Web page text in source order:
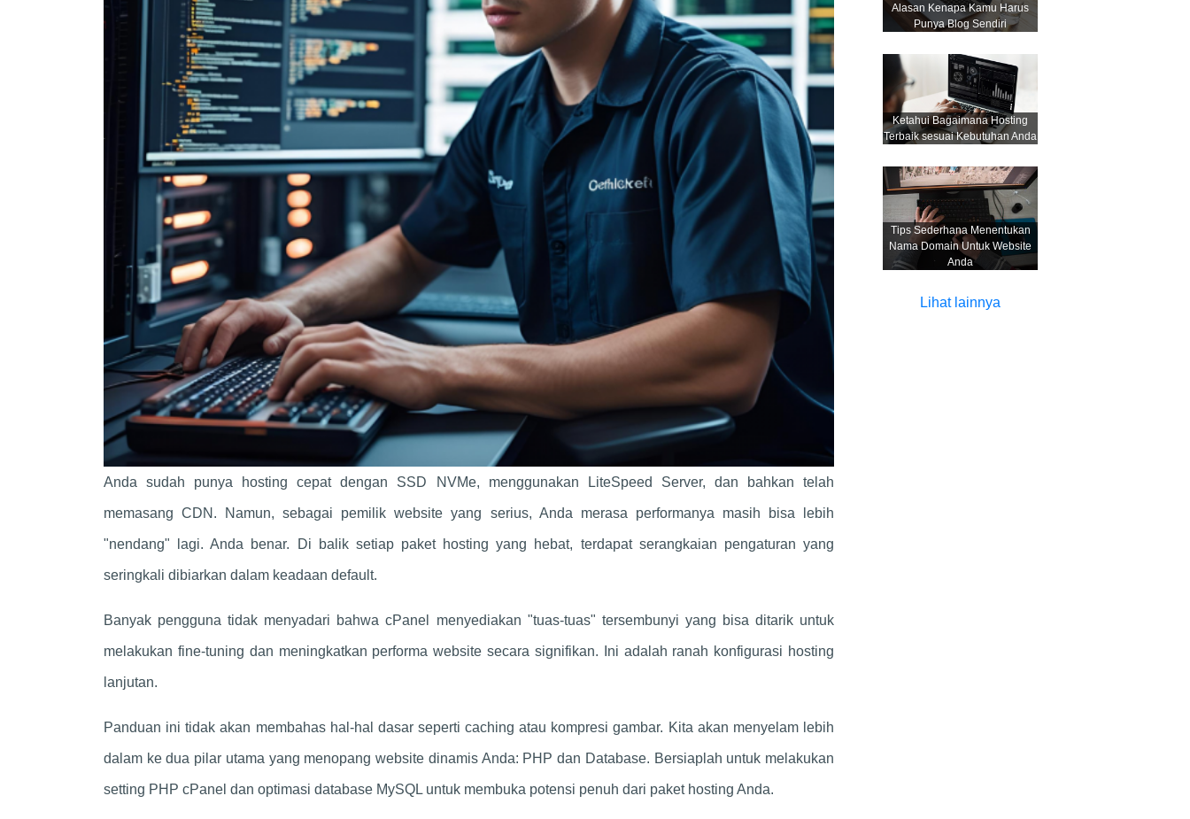
Anda sudah punya hosting cepat dengan SSD NVMe, menggunakan LiteSpeed Server, dan bahkan telah
memasang CDN. Namun, sebagai pemilik website yang serius, Anda merasa performanya masih bisa lebih
"nendang" lagi. Anda benar. Di balik setiap paket hosting yang hebat, terdapat serangkaian pengaturan yang
seringkali dibiarkan dalam keadaan default.
Banyak pengguna tidak menyadari bahwa cPanel menyediakan "tuas-tuas" tersembunyi yang bisa ditarik untuk
melakukan fine-tuning dan meningkatkan performa website secara signifikan. Ini adalah ranah konfigurasi hosting
lanjutan.
Panduan ini tidak akan membahas hal-hal dasar seperti caching atau kompresi gambar. Kita akan menyelam lebih
dalam ke dua pilar utama yang menopang website dinamis Anda: PHP dan Database. Bersiaplah untuk melakukan
setting PHP cPanel dan optimasi database MySQL untuk membuka potensi penuh dari paket hosting Anda.
Alasan Kenapa Kamu Harus
Punya Blog Sendiri
Ketahui Bagaimana Hosting
Terbaik sesuai Kebutuhan Anda
Tips Sederhana Menentukan
Nama Domain Untuk Website
Anda
Lihat lainnya